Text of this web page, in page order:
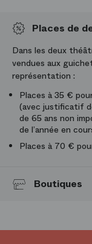
Places de
Dans les deux
vendues aux
représentation :
Places à 35 €
(avec justificatif
de 65 ans non
de l’année en
Places à 70 €
Boutiques
programmes des